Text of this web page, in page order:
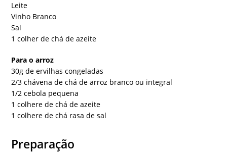
Leite
Vinho Branco
Sal
1 colher de chá de azeite
Para o arroz
30g de ervilhas congeladas
2/3 chávena de chá de arroz branco ou integral
1/2 cebola pequena
1 colhere de chá de azeite
1 colhere de chá rasa de sal
Preparação